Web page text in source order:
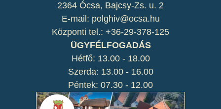
2364 Ócsa, Bajcsy-Zs. u. 2
E-mail: polghiv@ocsa.hu
Központi tel.: +36-29-378-125
ÜGYFÉLFOGADÁS
Hétfő: 13.00 - 18.00
Szerda: 13.00 - 16.00
Péntek: 07.30 - 12.00